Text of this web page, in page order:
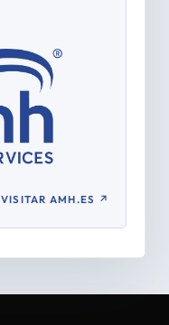
VISITAR AMH.ES ↗